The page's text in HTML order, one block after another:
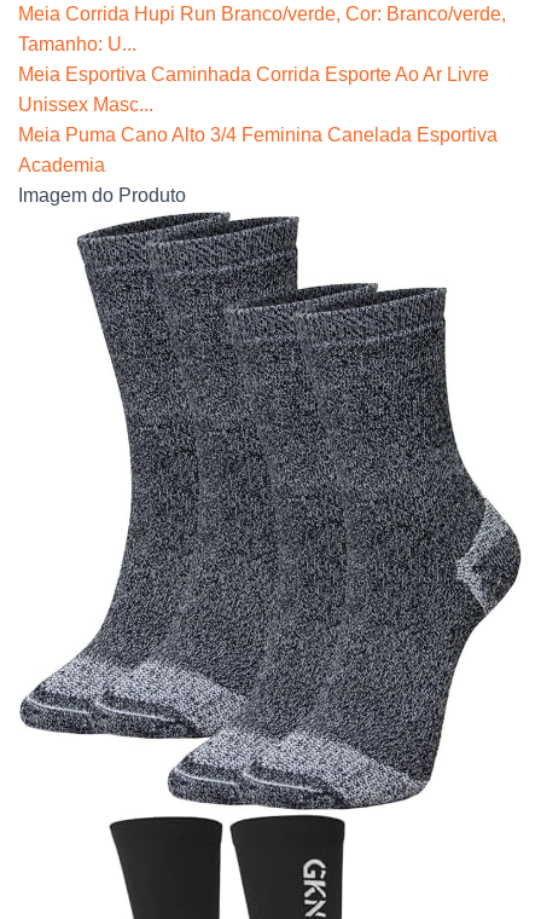
Meia Corrida Hupi Run Branco/verde, Cor: Branco/verde,
Tamanho: U...
Meia Esportiva Caminhada Corrida Esporte Ao Ar Livre
Unissex Masc...
Meia Puma Cano Alto 3/4 Feminina Canelada Esportiva
Academia
Imagem do Produto